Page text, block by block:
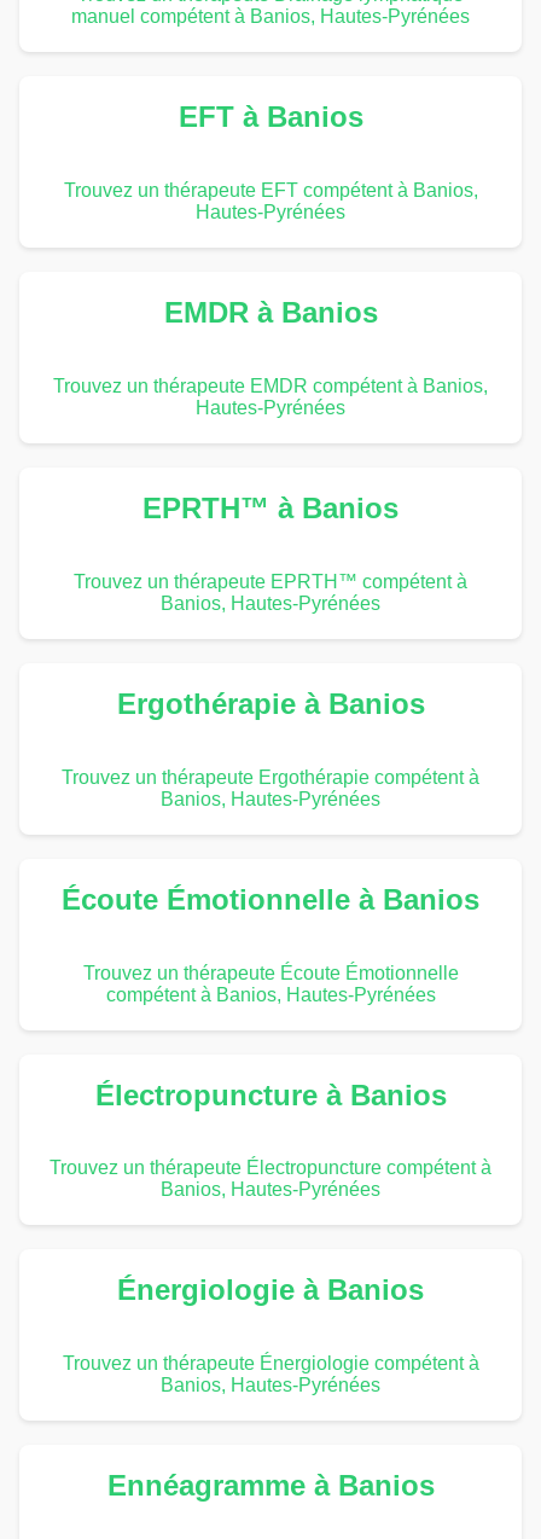
manuel compétent à Banios, Hautes-Pyrénées
EFT à Banios
Trouvez un thérapeute EFT compétent à Banios,
Hautes-Pyrénées
EMDR à Banios
Trouvez un thérapeute EMDR compétent à Banios,
Hautes-Pyrénées
EPRTH™ à Banios
Trouvez un thérapeute EPRTH™ compétent à
Banios, Hautes-Pyrénées
Ergothérapie à Banios
Trouvez un thérapeute Ergothérapie compétent à
Banios, Hautes-Pyrénées
Écoute Émotionnelle à Banios
Trouvez un thérapeute Écoute Émotionnelle
compétent à Banios, Hautes-Pyrénées
Électropuncture à Banios
Trouvez un thérapeute Électropuncture compétent à
Banios, Hautes-Pyrénées
Énergiologie à Banios
Trouvez un thérapeute Énergiologie compétent à
Banios, Hautes-Pyrénées
Ennéagramme à Banios